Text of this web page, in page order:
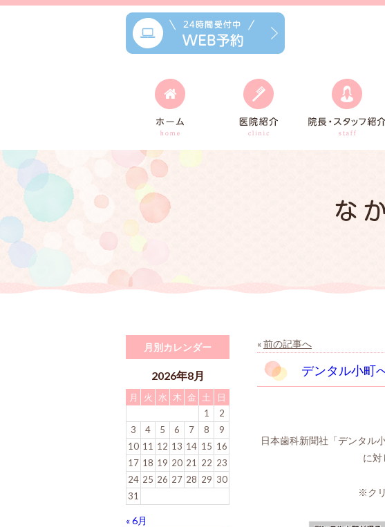
«前の記事へ
デンタル小町
日本歯科新聞社「デンタル
に対
※ク
月別カレンダー
2026年8月
月 火 水 木 金 土
日
1
2
3
4 5 6 7 8
9
10 11 12 13 14 15 16
17 18 19 20 21 22 23
24 25 26 27 28 29 30
31
« 6月